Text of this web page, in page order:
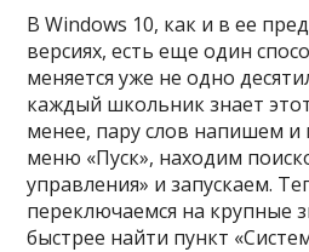
В Windows 10, как и в ее
версиях, есть еще один
меняется уже не одно
каждый школьник знает
менее, пару слов напишем и
меню «Пуск», находим
управления» и запускаем.
переключаемся на крупные
быстрее найти пункт